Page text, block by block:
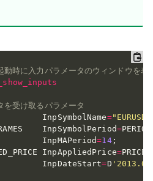
に入力パラメータのウィンドウを表
受け取るパラメータ
InpSymbolName="EURUSD"
InpSymbolPeriod=
InpMAPeriod
=14;
InpAppliedPrice=
InpDateStart=D